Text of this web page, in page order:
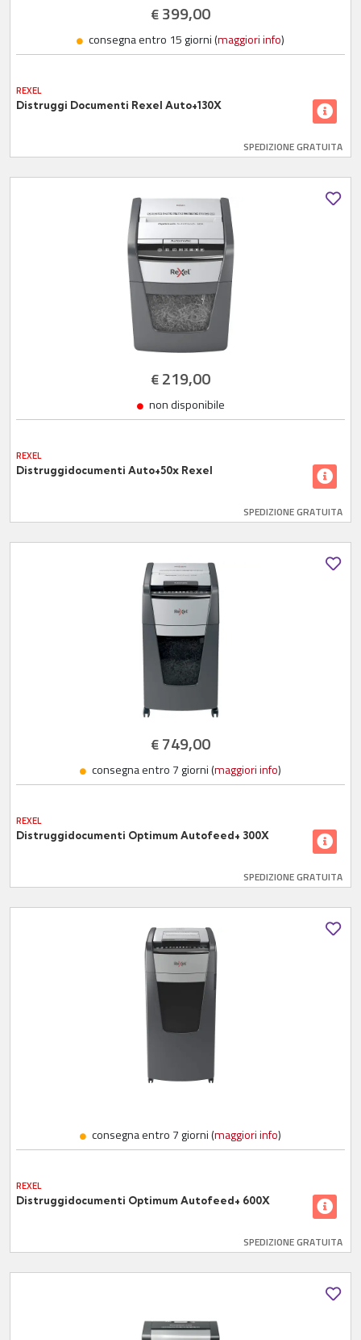
€399,00
consegna entro 15 giorni (maggiori info)
REXEL
Distruggi Documenti Rexel Auto+130X
SPEDIZIONE GRATUITA
€219,00
non disponibile
REXEL
Distruggidocumenti Auto+50x Rexel
SPEDIZIONE GRATUITA
€749,00
consegna entro 7 giorni (maggiori info)
REXEL
Distruggidocumenti Optimum Autofeed+ 300X
SPEDIZIONE GRATUITA
consegna entro 7 giorni (maggiori info)
REXEL
Distruggidocumenti Optimum Autofeed+ 600X
SPEDIZIONE GRATUITA